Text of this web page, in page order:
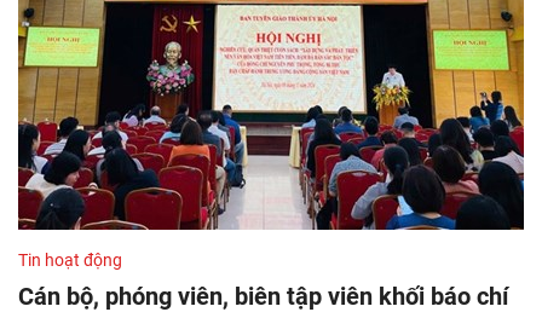
Tin hoạt động
Cán bộ, phóng viên, biên tập viên khối báo chí